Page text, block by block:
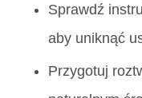
Sprawdź
aby uniknąć
Przygotuj